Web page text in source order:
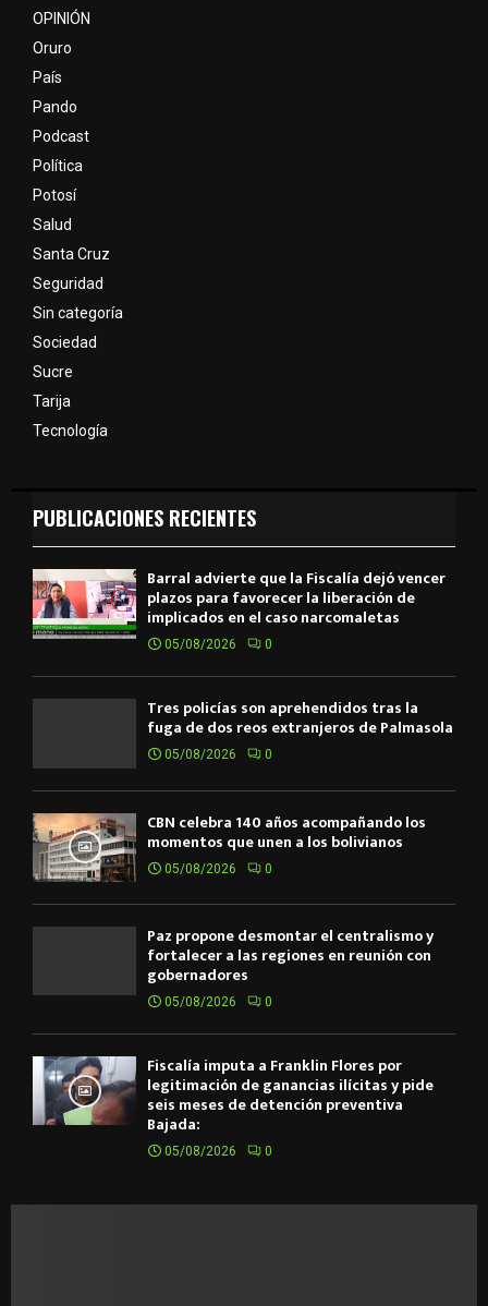
OPINIÓN
Oruro
País
Pando
Podcast
Política
Potosí
Salud
Santa Cruz
Seguridad
Sin categoría
Sociedad
Sucre
Tarija
Tecnología
PUBLICACIONES RECIENTES
Barral advierte que la Fiscalía dejó vencer
plazos para favorecer la liberación de
implicados en el caso narcomaletas
05/08/2026 0
Tres policías son aprehendidos tras la
fuga de dos reos extranjeros de Palmasola
05/08/2026 0
CBN celebra 140 años acompañando los
momentos que unen a los bolivianos
05/08/2026 0
Paz propone desmontar el centralismo y
fortalecer a las regiones en reunión con
gobernadores
05/08/2026 0
Fiscalía imputa a Franklin Flores por
legitimación de ganancias ilícitas y pide
seis meses de detención preventiva
Bajada:
05/08/2026 0